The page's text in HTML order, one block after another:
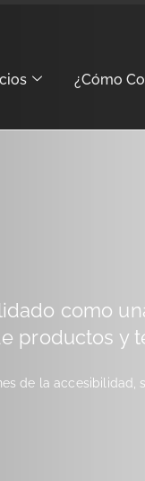
¿Cómo
como
productos y
de la accesibilidad,